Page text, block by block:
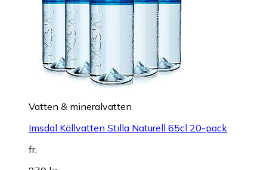
Vatten & mineralvatten
Imsdal Källvatten Stilla Naturell 65cl 20-pack
fr.